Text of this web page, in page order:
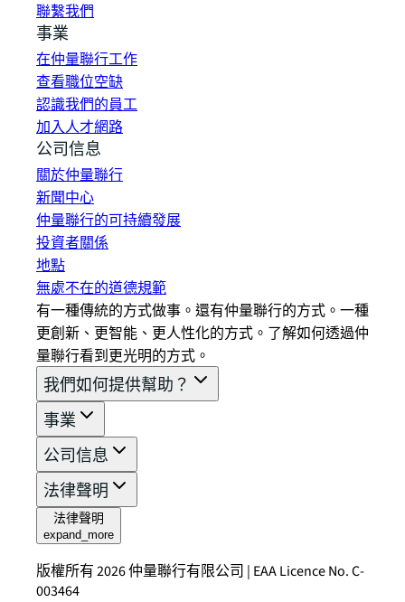
聯繫我們
事業
在仲量聯行工作
查看職位空缺
認識我們的員工
加入人才網路
公司信息
關於仲量聯行
新聞中心
仲量聯行的可持續發展
投資者關係
地點
無處不在的道德規範
有一種傳統的方式做事。還有仲量聯行的方式。一種
更創新、更智能、更人性化的方式。了解如何透過仲
量聯行看到更光明的方式。
我們如何提供幫助？
事業
公司信息
法律聲明
法律聲明
expand_more
版權所有 2026 仲量聯行有限公司 | EAA Licence No. C-
003464